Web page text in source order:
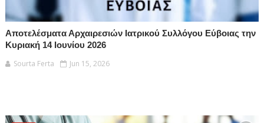
Αποτελέσματα Αρχαιρεσιών Ιατρικού Συλλόγου Εύβοιας την
Κυριακή 14 Ιουνίου 2026
Sourta Ferta
Jun 15, 2026